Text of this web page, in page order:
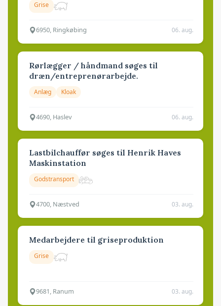
Grise
6950, Ringkøbing 06. aug.
Rørlægger / håndmand søges til
dræn/entreprenørarbejde.
Anlæg Kloak
4690, Haslev 06. aug.
Lastbilchauffør søges til Henrik Haves
Maskinstation
Godstransport
4700, Næstved 03. aug.
Medarbejdere til griseproduktion
Grise
9681, Ranum 03. aug.